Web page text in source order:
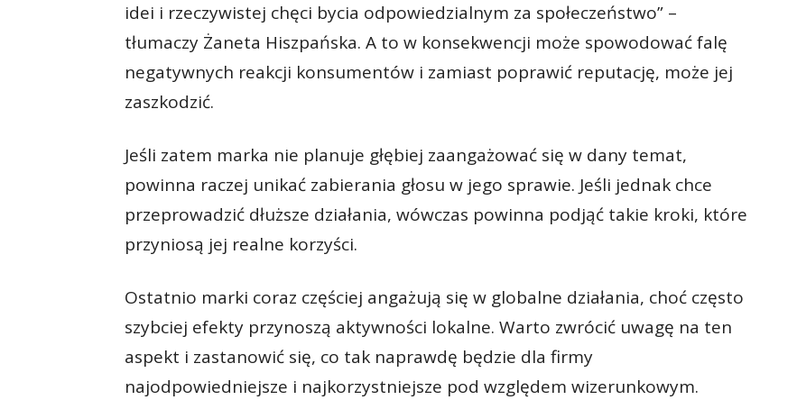
idei i rzeczywistej chęci bycia odpowiedzialnym za społeczeństwo” –
tłumaczy Żaneta Hiszpańska. A to w konsekwencji może spowodować falę
negatywnych reakcji konsumentów i zamiast poprawić reputację, może jej
zaszkodzić.
Jeśli zatem marka nie planuje głębiej zaangażować się w dany temat,
powinna raczej unikać zabierania głosu w jego sprawie. Jeśli jednak chce
przeprowadzić dłuższe działania, wówczas powinna podjąć takie kroki, które
przyniosą jej realne korzyści.
Ostatnio marki coraz częściej angażują się w globalne działania, choć często
szybciej efekty przynoszą aktywności lokalne. Warto zwrócić uwagę na ten
aspekt i zastanowić się, co tak naprawdę będzie dla firmy
najodpowiedniejsze i najkorzystniejsze pod względem wizerunkowym.